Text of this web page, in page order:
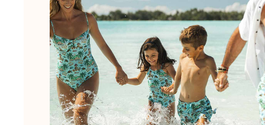
Pullover e Cardigan
Capispalla
Pantaloni
Maglieria
T-shirts
Modelli lounge
Vedi tutti i Abbigliamento
Taglie forti